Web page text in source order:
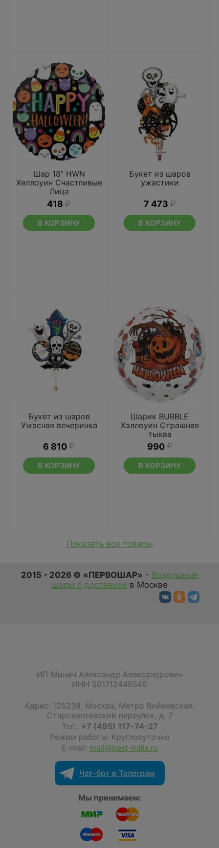
Шар 18" HWN
Хеллоуин Счастливые
Лица
418 ₽
В КОРЗИНУ
Букет из шаров
ужастики
7 473 ₽
В КОРЗИНУ
Букет из шаров
Ужасная вечеринка
6 810 ₽
В КОРЗИНУ
Шарик BUBBLE
Хэллоуин Страшная
тыква
990 ₽
В КОРЗИНУ
Показать все товары
2015 - 2026 © «ПЕРВОШАР» - Воздушные
шары с доставкой в Москве
ИП Минич Александр Александрович
ИНН 501712449546
Адрес: 125239, Москва, Метро Войковская,
Старокоптевский переулок, д. 7
Тел.: +7 (495) 117-74-27
Режим работы: Круглосуточно
E-mail: mail@best-balls.ru
Чат-бот в Телеграм
Мы принимаем: